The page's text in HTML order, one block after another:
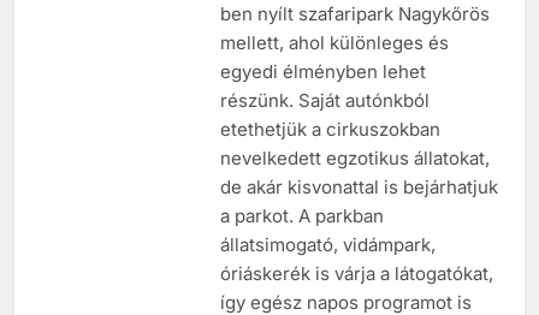
ben nyílt szafaripark Nagykőrös
mellett, ahol különleges és
egyedi élményben lehet
részünk. Saját autónkból
etethetjük a cirkuszokban
nevelkedett egzotikus állatokat,
de akár kisvonattal is bejárhatjuk
a parkot. A parkban
állatsimogató, vidámpark,
óriáskerék is várja a látogatókat,
így egész napos programot is